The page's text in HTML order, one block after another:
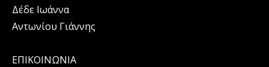
Δέδε Ιωάννα
Αντωνίου Γιάννης
ΕΠΙΚΟΙΝΩΝΙΑ